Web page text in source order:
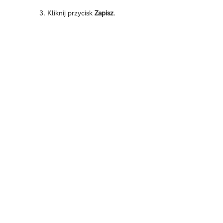
Kliknij przycisk Zapisz.